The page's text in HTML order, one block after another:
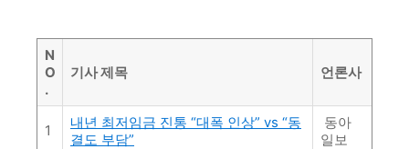
N
O
.
기사 제목 언론사
1
내년 최저임금 진통 “대폭 인상” vs “동
결도 부담”
동아
일보